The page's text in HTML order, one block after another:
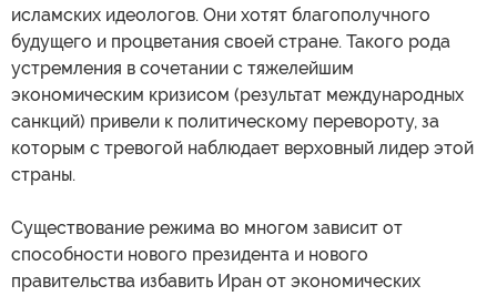
исламских идеологов. Они хотят благополучного
будущего и процветания своей стране. Такого рода
устремления в сочетании с тяжелейшим
экономическим кризисом (результат международных
санкций) привели к политическому перевороту, за
которым с тревогой наблюдает верховный лидер этой
страны.
Существование режима во многом зависит от
способности нового президента и нового
правительства избавить Иран от экономических